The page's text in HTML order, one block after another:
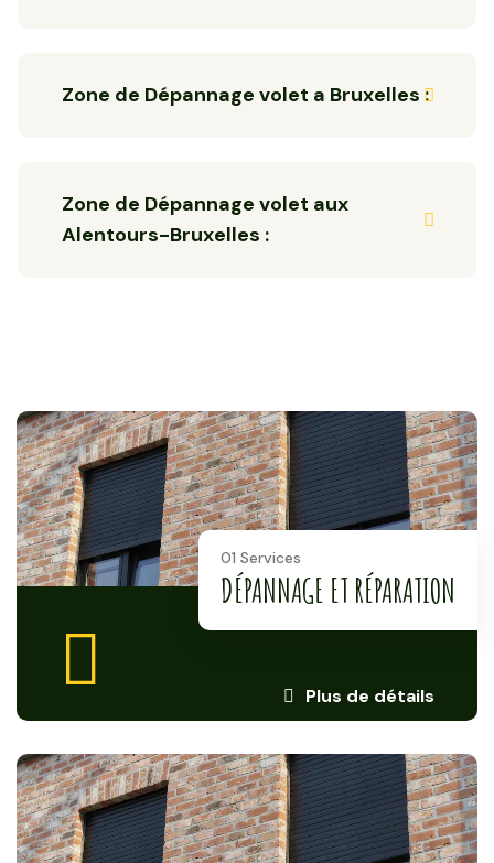
Zone de Dépannage volet a Bruxelles :
Zone de Dépannage volet aux
Alentours-Bruxelles :
Plus de détails
01 Services
DÉPANNAGE ET RÉPARATION